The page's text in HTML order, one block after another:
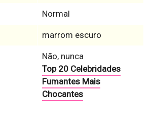
Normal
marrom escuro
Não, nunca
Top 20 Celebridades
Fumantes Mais
Chocantes